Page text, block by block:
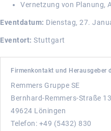
Vernetzung von Planung,
Eventdatum: Dienstag, 27.
Eventort: Stuttgart
Firmenkontakt und Herausgeber
Remmers Gruppe SE
Bernhard-Remmers-Straße 13
49624 Löningen
Telefon: +49 (5432) 830